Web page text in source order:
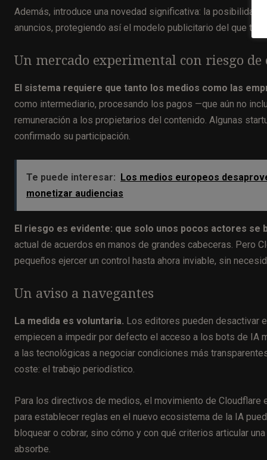
Además, introduce una novedad significativa: la posibilidad
anuncios, protegiendo así el modelo publicitario del que
Un mercado experimental con riesgo de
El sistema requiere que tanto los medios como las
como intermediario, procesando los pagos —que aún no
remuneración a los propietarios del contenido. Algunas
confirmado su participación.
Te puede interesar: Los medios europeos
monetizar audiencias
El riesgo es evidente: que solo unos pocos actores se
actual de acuerdos en manos de grandes cabeceras. Pero
pequeños ejercer un control hasta ahora inviable, sin
Un aviso a navegantes
La medida es voluntaria. Los editores pueden desactivar
empiecen a impedir por defecto el acceso a los bots de IA
a las tecnológicas a negociar condiciones más
coste: el trabajo periodístico.
Para los directivos de medios, el movimiento de Cloudflare
para establecer reglas en el nuevo ecosistema de la IA
bloquear o cobrar, sino cómo y con qué criterios articular
absorbe.